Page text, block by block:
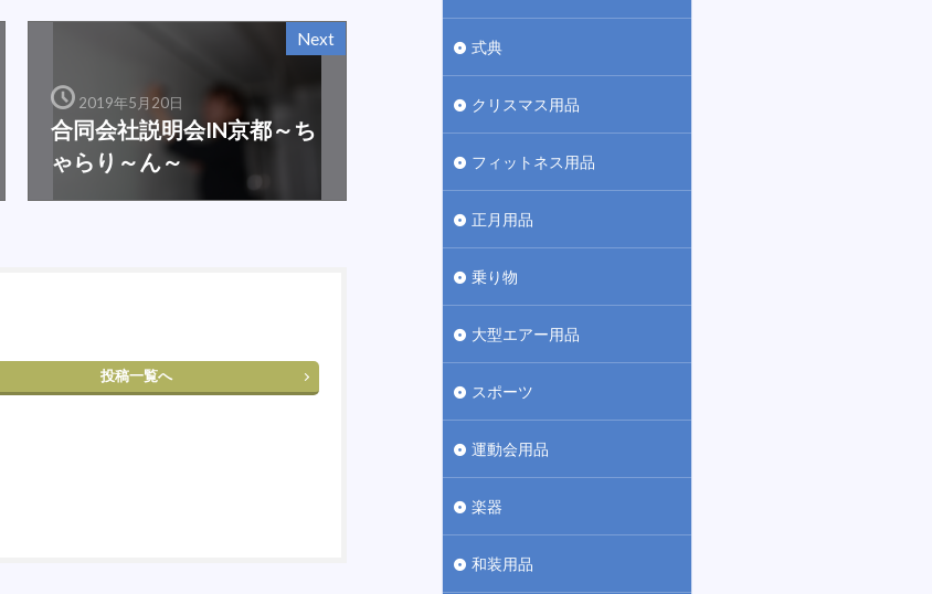
Next
2019年5月20日
合同会社説明会IN京都～ち
ゃらり～ん～
投稿一覧へ
式典
クリスマス用品
フィットネス用品
正月用品
乗り物
大型エアー用品
スポーツ
運動会用品
楽器
和装用品